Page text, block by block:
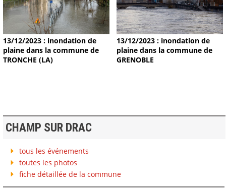
13/12/2023 : inondation de
plaine dans la commune de
TRONCHE (LA)
13/12/2023 : inondation de
plaine dans la commune de
GRENOBLE
CHAMP SUR DRAC
tous les événements
toutes les photos
fiche détaillée de la commune